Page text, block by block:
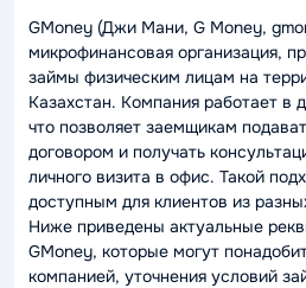
GMoney (Джи Мани, G Money,
микрофинансовая организация,
займы физическим лицам на
Казахстан. Компания работает в
что позволяет заемщикам
договором и получать
личного визита в офис. Такой
доступным для клиентов из
Ниже приведены актуальные
GMoney, которые могут
компанией, уточнения условий